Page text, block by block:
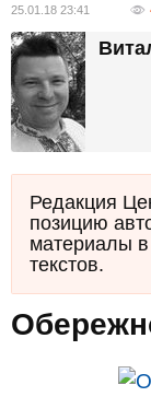
25.01.18 23:41
Редакция
позицию
материалы в
текстов.